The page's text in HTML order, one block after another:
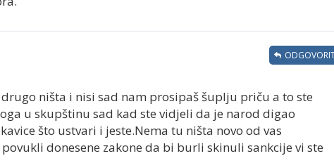
drugo ništa i nisi sad nam prosipaš šuplju priču a to ste
u skupštinu sad kad ste vidjeli da je narod digao
što ustvari i jeste.Nema tu ništa novo od vas
donesene zakone da bi burli skinuli sankcije vi ste